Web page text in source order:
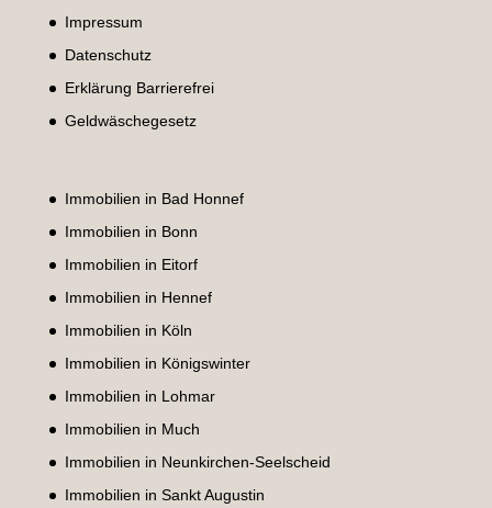
Impressum
Datenschutz
Erklärung Barrierefrei
Geldwäschegesetz
Immobilien in Bad Honnef
Immobilien in Bonn
Immobilien in Eitorf
Immobilien in Hennef
Immobilien in Köln
Immobilien in Königswinter
Immobilien in Lohmar
Immobilien in Much
Immobilien in Neunkirchen-Seelscheid
Immobilien in Sankt Augustin